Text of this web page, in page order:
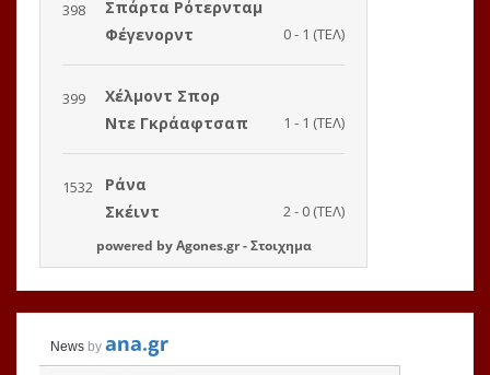
powered byAgones.gr-Στοιχημα